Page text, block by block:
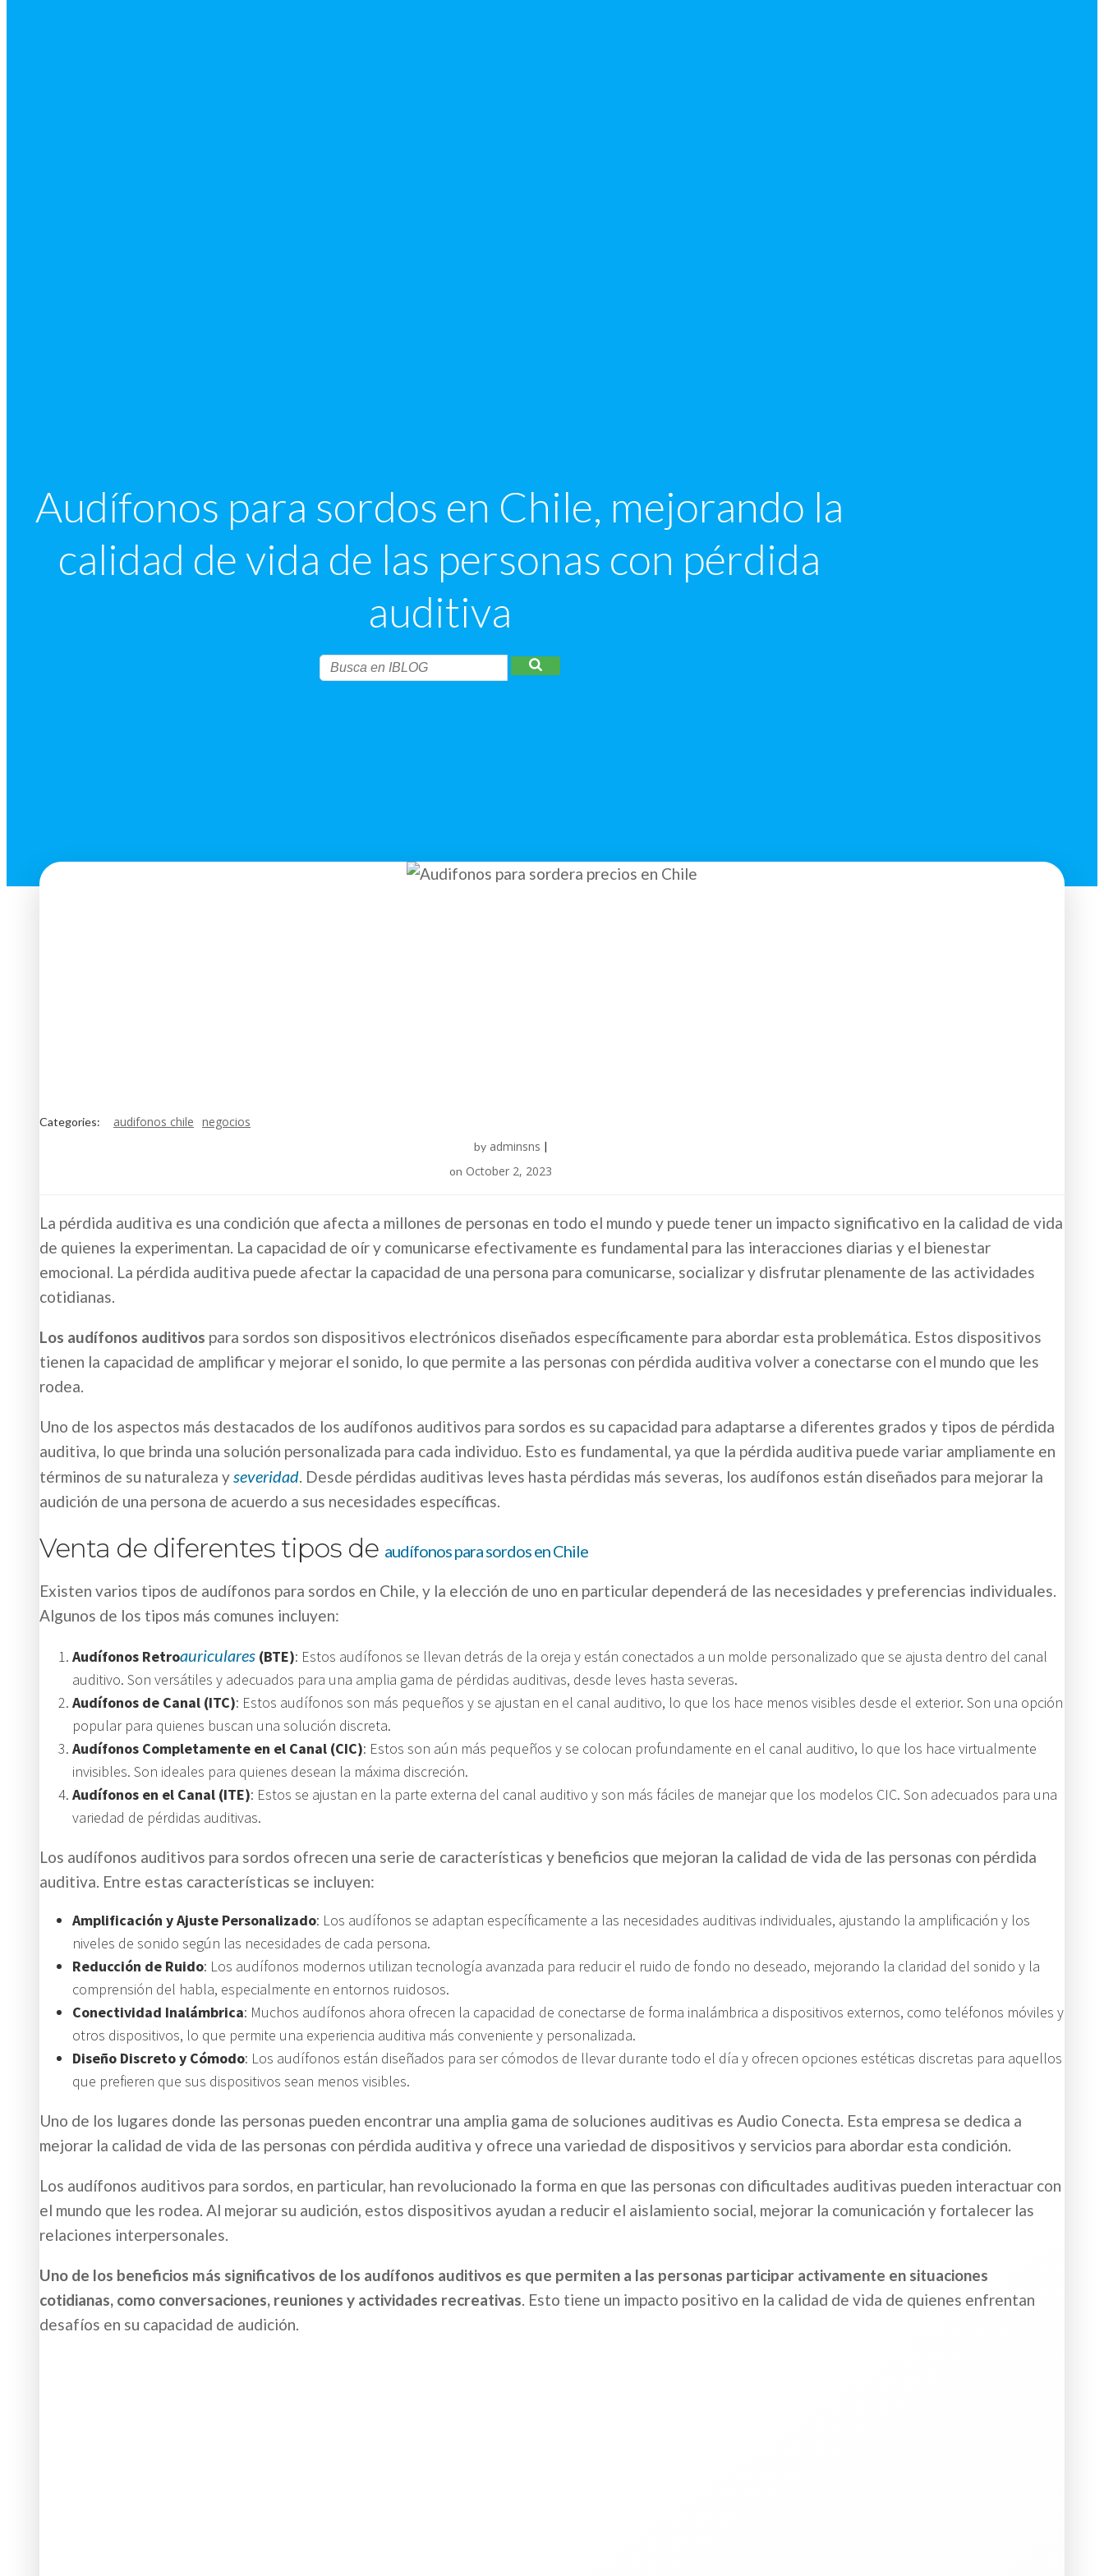
Audífonos para sordos en Chile, mejorando la
calidad de vida de las personas con pérdida
auditiva
Categories: audifonos chile negocios
by adminsns |
on October 2, 2023
La pérdida auditiva es una condición que afecta a millones de personas en todo el mundo y puede tener un impacto significativo en la calidad de vida
de quienes la experimentan. La capacidad de oír y comunicarse efectivamente es fundamental para las interacciones diarias y el bienestar
emocional. La pérdida auditiva puede afectar la capacidad de una persona para comunicarse, socializar y disfrutar plenamente de las actividades
cotidianas.
Los audífonos auditivos para sordos son dispositivos electrónicos diseñados específicamente para abordar esta problemática. Estos dispositivos
tienen la capacidad de amplificar y mejorar el sonido, lo que permite a las personas con pérdida auditiva volver a conectarse con el mundo que les
rodea.
Uno de los aspectos más destacados de los audífonos auditivos para sordos es su capacidad para adaptarse a diferentes grados y tipos de pérdida
auditiva, lo que brinda una solución personalizada para cada individuo. Esto es fundamental, ya que la pérdida auditiva puede variar ampliamente en
términos de su naturaleza yseveridad. Desde pérdidas auditivas leves hasta pérdidas más severas, los audífonos están diseñados para mejorar la
audición de una persona de acuerdo a sus necesidades específicas.
Venta de diferentes tipos de audífonos para sordos en Chile
Existen varios tipos de audífonos para sordos en Chile, y la elección de uno en particular dependerá de las necesidades y preferencias individuales.
Algunos de los tipos más comunes incluyen:
Audífonos Retroauriculares (BTE): Estos audífonos se llevan detrás de la oreja y están conectados a un molde personalizado que se ajusta dentro del canal
auditivo. Son versátiles y adecuados para una amplia gama de pérdidas auditivas, desde leves hasta severas.
Audífonos de Canal (ITC): Estos audífonos son más pequeños y se ajustan en el canal auditivo, lo que los hace menos visibles desde el exterior. Son una opción
popular para quienes buscan una solución discreta.
Audífonos Completamente en el Canal (CIC): Estos son aún más pequeños y se colocan profundamente en el canal auditivo, lo que los hace virtualmente
invisibles. Son ideales para quienes desean la máxima discreción.
Audífonos en el Canal (ITE): Estos se ajustan en la parte externa del canal auditivo y son más fáciles de manejar que los modelos CIC. Son adecuados para una
variedad de pérdidas auditivas.
Los audífonos auditivos para sordos ofrecen una serie de características y beneficios que mejoran la calidad de vida de las personas con pérdida
auditiva. Entre estas características se incluyen:
Amplificación y Ajuste Personalizado: Los audífonos se adaptan específicamente a las necesidades auditivas individuales, ajustando la amplificación y los
niveles de sonido según las necesidades de cada persona.
Reducción de Ruido: Los audífonos modernos utilizan tecnología avanzada para reducir el ruido de fondo no deseado, mejorando la claridad del sonido y la
comprensión del habla, especialmente en entornos ruidosos.
Conectividad Inalámbrica: Muchos audífonos ahora ofrecen la capacidad de conectarse de forma inalámbrica a dispositivos externos, como teléfonos móviles y
otros dispositivos, lo que permite una experiencia auditiva más conveniente y personalizada.
Diseño Discreto y Cómodo: Los audífonos están diseñados para ser cómodos de llevar durante todo el día y ofrecen opciones estéticas discretas para aquellos
que prefieren que sus dispositivos sean menos visibles.
Uno de los lugares donde las personas pueden encontrar una amplia gama de soluciones auditivas es Audio Conecta. Esta empresa se dedica a
mejorar la calidad de vida de las personas con pérdida auditiva y ofrece una variedad de dispositivos y servicios para abordar esta condición.
Los audífonos auditivos para sordos, en particular, han revolucionado la forma en que las personas con dificultades auditivas pueden interactuar con
el mundo que les rodea. Al mejorar su audición, estos dispositivos ayudan a reducir el aislamiento social, mejorar la comunicación y fortalecer las
relaciones interpersonales.
Uno de los beneficios más significativos de los audífonos auditivos es que permiten a las personas participar activamente en situaciones
cotidianas, como conversaciones, reuniones y actividades recreativas . Esto tiene un impacto positivo en la calidad de vida de quienes enfrentan
desafíos en su capacidad de audición.